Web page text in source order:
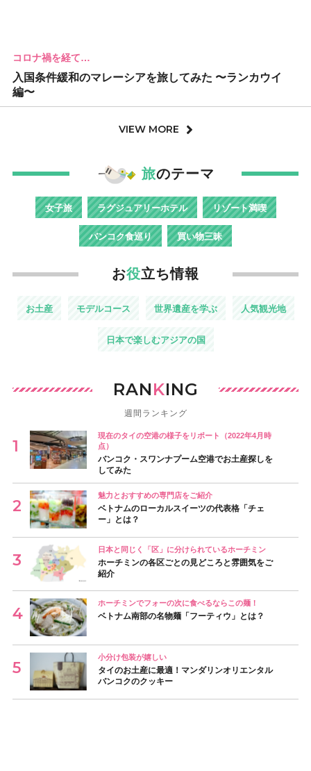
コロナ禍を経て…
入国条件緩和のマレーシアを旅してみた 〜ランカウイ
編〜
VIEW MORE
旅のテーマ
女子旅 ラグジュアリーホテル リゾート満喫
バンコク食巡り 買い物三昧
お役立ち情報
お土産 モデルコース 世界遺産を学ぶ 人気観光地
日本で楽しむアジアの国
RANKING
週間ランキング
現在のタイの空港の様子をリポート（2022年4月時
点）
バンコク・スワンナプーム空港でお土産探しを
してみた
魅力とおすすめの専門店をご紹介
ベトナムのローカルスイーツの代表格「チェ
ー」とは？
日本と同じく「区」に分けられているホーチミン
ホーチミンの各区ごとの見どころと雰囲気をご
紹介
ホーチミンでフォーの次に食べるならこの麺！
ベトナム南部の名物麺「フーティウ」とは？
小分け包装が嬉しい
タイのお土産に最適！マンダリンオリエンタル
バンコクのクッキー